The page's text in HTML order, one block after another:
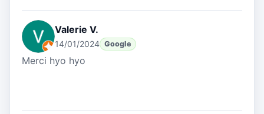
Valerie V.
14/01/2024 Google
Merci hyo hyo